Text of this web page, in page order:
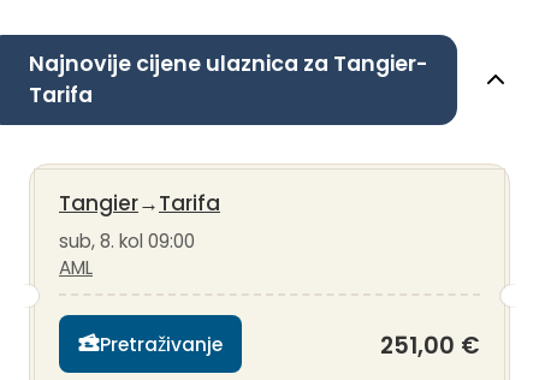
Najnovije cijene ulaznica za Tangier-
Tarifa
Tangier→Tarifa
sub, 8. kol 09:00
AML
Pretraživanje 251,00 €